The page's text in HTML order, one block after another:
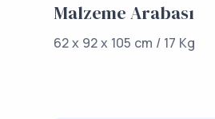
Malzeme Arabası
62 x 92 x 105 cm / 17 Kg